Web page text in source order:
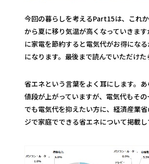
今回の暮らしを考えるPart15は、これ
から夏に移り気温が高くなっていきます
に家電を節約すると電気代がお得にな
になります。最後まで読んでいただけた
省エネという言葉をよく耳にします。
値段が上がっていますが、電気代もそ
でも電気代を抑えたい方に、経済産業
ジで家庭でできる省エネについて掲載し